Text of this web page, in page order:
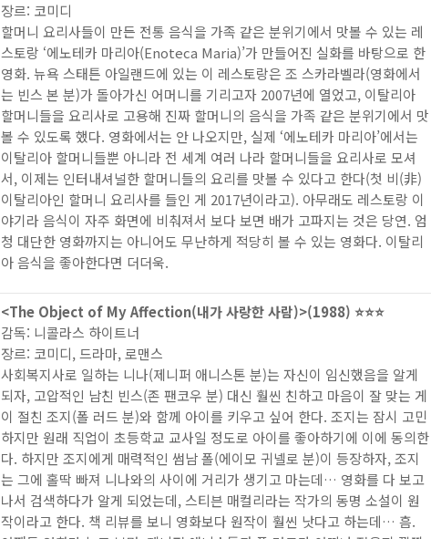
장르: 코미디
할머니 요리사들이 만든 전통 음식을 가족 같은 분위기에서 맛볼 수 있는 레
스토랑 ‘에노테카 마리아(Enoteca Maria)’가 만들어진 실화를 바탕으로 한
영화. 뉴욕 스태튼 아일랜드에 있는 이 레스토랑은 조 스카라벨라(영화에서
는 빈스 본 분)가 돌아가신 어머니를 기리고자 2007년에 열었고, 이탈리아
할머니들을 요리사로 고용해 진짜 할머니의 음식을 가족 같은 분위기에서 맛
볼 수 있도록 했다. 영화에서는 안 나오지만, 실제 ‘에노테카 마리아’에서는
이탈리아 할머니들뿐 아니라 전 세계 여러 나라 할머니들을 요리사로 모셔
서, 이제는 인터내셔널한 할머니들의 요리를 맛볼 수 있다고 한다(첫 비(非)
이탈리아인 할머니 요리사를 들인 게 2017년이라고). 아무래도 레스토랑 이
야기라 음식이 자주 화면에 비춰져서 보다 보면 배가 고파지는 것은 당연. 엄
청 대단한 영화까지는 아니어도 무난하게 적당히 볼 수 있는 영화다. 이탈리
아 음식을 좋아한다면 더더욱.
<The Object of My Affection(내가 사랑한 사람)>(1988) ⭐️⭐️⭐️
감독: 니콜라스 하이트너
장르: 코미디, 드라마, 로맨스
사회복지사로 일하는 니나(제니퍼 애니스톤 분)는 자신이 임신했음을 알게
되자, 고압적인 남친 빈스(존 팬코우 분) 대신 훨씬 친하고 마음이 잘 맞는 게
이 절친 조지(폴 러드 분)와 함께 아이를 키우고 싶어 한다. 조지는 잠시 고민
하지만 원래 직업이 초등학교 교사일 정도로 아이를 좋아하기에 이에 동의한
다. 하지만 조지에게 매력적인 썸남 폴(에이모 귀넬로 분)이 등장하자, 조지
는 그에 홀딱 빠져 니나와의 사이에 거리가 생기고 마는데… 영화를 다 보고
나서 검색하다가 알게 되었는데, 스티븐 매컬리라는 작가의 동명 소설이 원
작이라고 한다. 책 리뷰를 보니 영화보다 원작이 훨씬 낫다고 하는데… 흠.